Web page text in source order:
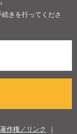
きを行ってくださ
著作権／リンク